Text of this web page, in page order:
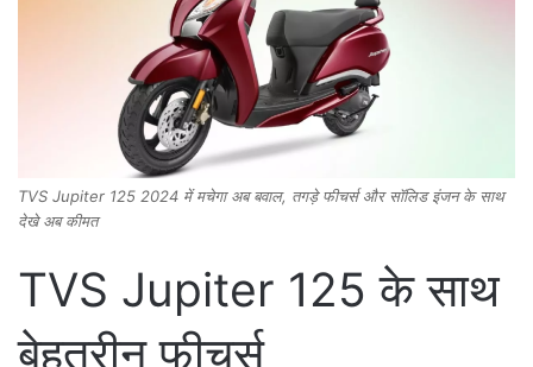
TVS Jupiter 125 2024 में मचेगा अब बवाल, तगड़े फीचर्स और सॉलिड इंजन के साथ
देखे अब कीमत
TVS Jupiter 125 के साथ
बेहतरीन फीचर्स